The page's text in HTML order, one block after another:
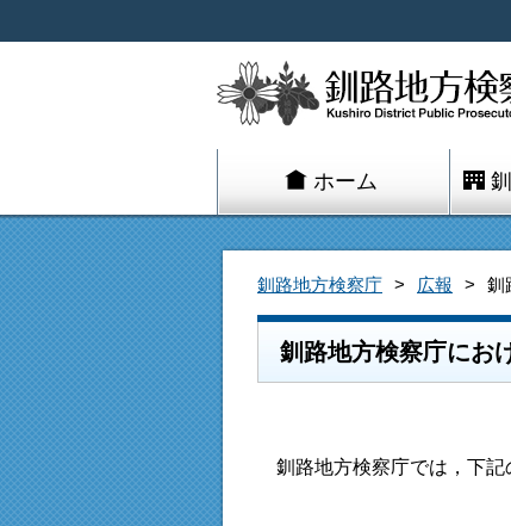
ホーム
釧路地方検察庁 広報 釧
釧路地方検察庁にお
釧路地方検察庁では，下記